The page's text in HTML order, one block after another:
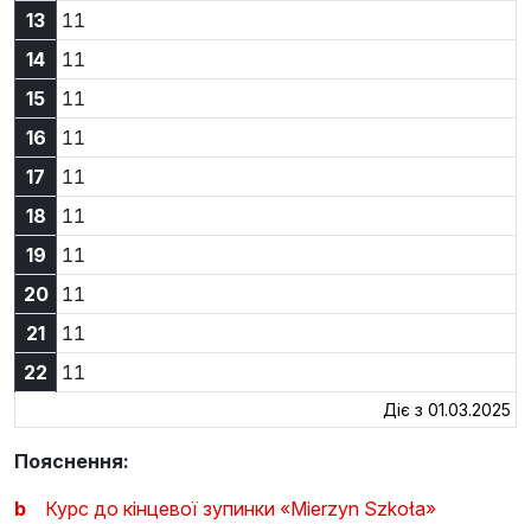
13
11
14
11
15
11
16
11
17
11
18
11
19
11
20
11
21
11
22
11
Діє з 01.03.2025
Пояснення:
b
Курс до кінцевої зупинки «Mierzyn Szkoła»